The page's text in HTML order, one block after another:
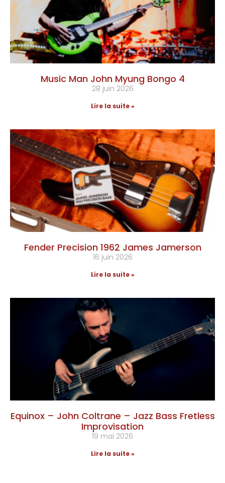
Music Man John Myung Bongo 4
28 juin 2026
Lire la suite »
Fender Precision 1962 James Jamerson
16 juin 2026
Lire la suite »
Equinox – John Coltrane – Jazz Bass Fretless
Improvisation
19 mai 2026
Lire la suite »